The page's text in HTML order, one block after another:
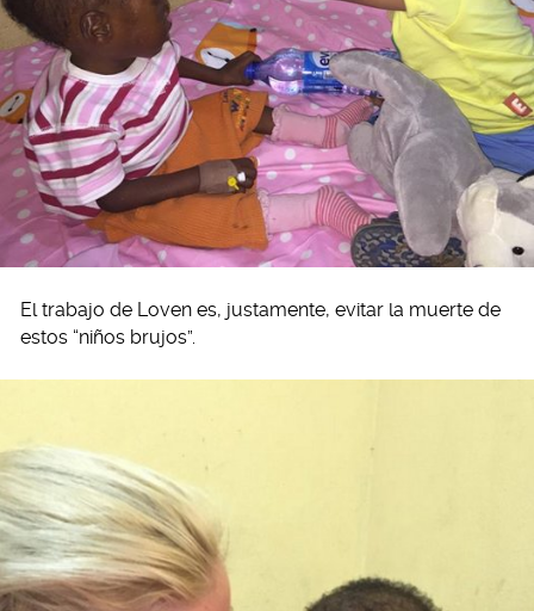
El trabajo de Loven es, justamente, evitar la muerte de
estos “niños brujos”.